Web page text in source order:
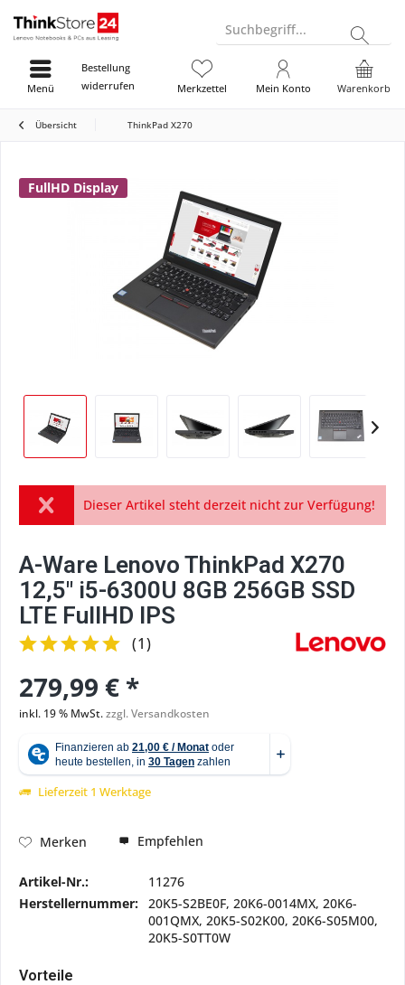
Suchbegriff...
Bestellung
widerrufen
Warenkorb
Merkzettel Mein Konto
Menü
Übersicht ThinkPad X270
FullHD Display
Dieser Artikel steht derzeit nicht zur Verfügung!
A-Ware Lenovo ThinkPad X270
12,5" i5-6300U 8GB 256GB SSD
LTE FullHD IPS
(1)
279,99 € *
inkl. 19 % MwSt.zzgl. Versandkosten
Lieferzeit 1 Werktage
Merken Empfehlen
Artikel-Nr.:
11276
Herstellernummer: 20K5-S2BE0F, 20K6-0014MX, 20K6-
001QMX, 20K5-S02K00, 20K6-S05M00,
20K5-S0TT0W
Vorteile